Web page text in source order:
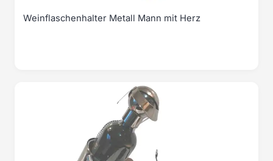
Weinflaschenhalter Metall Mann mit Herz